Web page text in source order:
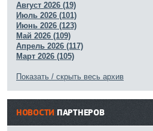
Август 2026 (19)
Июль 2026 (101)
Июнь 2026 (123)
Май 2026 (109)
Апрель 2026 (117)
Март 2026 (105)
Показать / скрыть весь архив
НОВОСТИ ПАРТНЕРОВ